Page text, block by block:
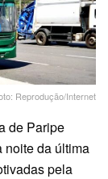
Reprodução/Internet
de Paripe
noite da última
pela